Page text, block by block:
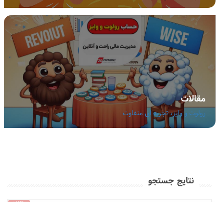
مقالات
رولوت و وایز، تجربه ای متفاوت
نتایج جستجو